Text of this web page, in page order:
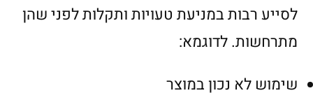
לסייע רבות במניעת טעויות ותקלות לפני שהן
מתרחשות. לדוגמא:
שימוש לא נכון במוצר